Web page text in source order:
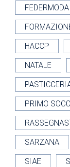
FEDERMODA
HACCP
NATALE
PRIMO
SARZANA
SIAE